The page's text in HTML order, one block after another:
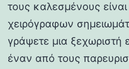
τους καλεσμένους
χειρόγραφων
γράψετε μια ξεχωριστή
έναν από τους